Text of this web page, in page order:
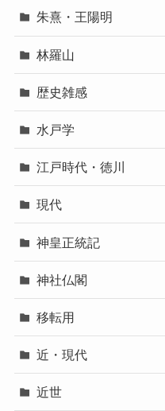
朱熹・王陽明
林羅山
歴史雑感
水戸学
江戸時代・徳川
現代
神皇正統記
神社仏閣
移転用
近・現代
近世